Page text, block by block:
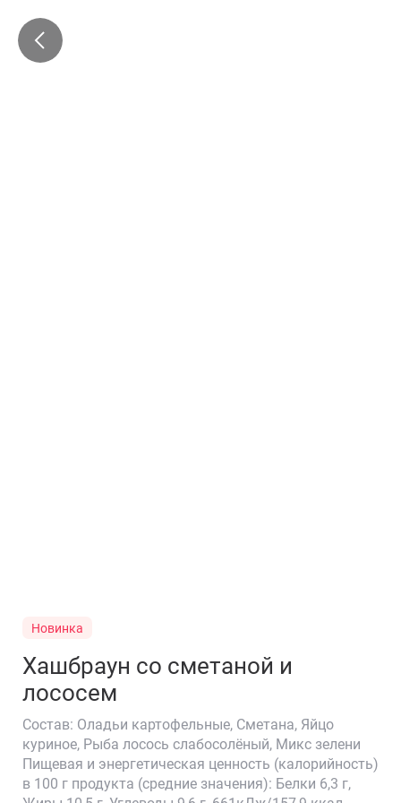
🍕
Новинка
Хашбраун со сметаной и
лососем
Состав: Оладьи картофельные, Сметана, Яйцо
куриное, Рыба лосось слабосолёный, Микс зелени
Пищевая и энергетическая ценность (калорийность)
в 100 г продукта (средние значения): Белки 6,3 г,